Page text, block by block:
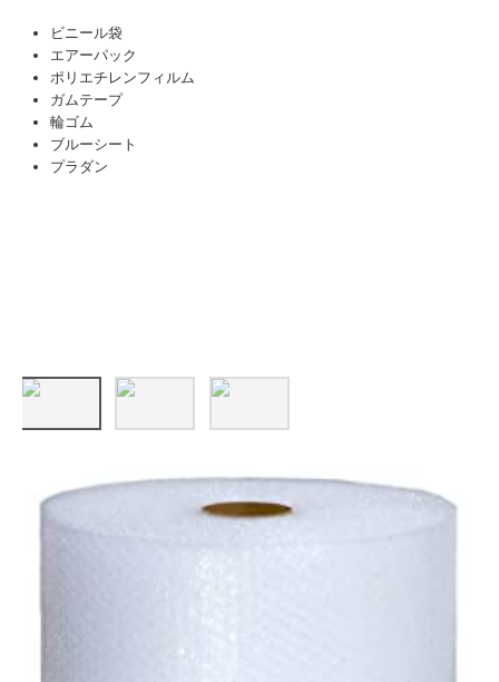
ビニール袋
エアーパック
ポリエチレンフィルム
ガムテープ
輪ゴム
ブルーシート
プラダン